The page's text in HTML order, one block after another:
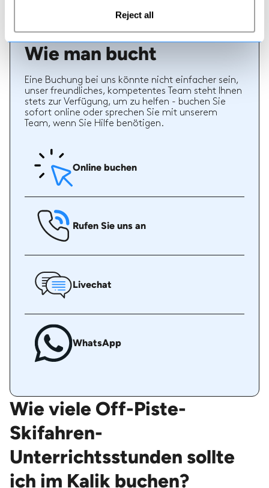
Reject all
Wie man bucht
Eine Buchung bei uns könnte nicht einfacher sein,
unser freundliches, kompetentes Team steht Ihnen
stets zur Verfügung, um zu helfen - buchen Sie
sofort online oder sprechen Sie mit unserem
Team, wenn Sie Hilfe benötigen.
Online buchen
Rufen Sie uns an
Livechat
WhatsApp
Wie viele Off-Piste-
Skifahren-
Unterrichtsstunden sollte
ich im Kalik buchen?